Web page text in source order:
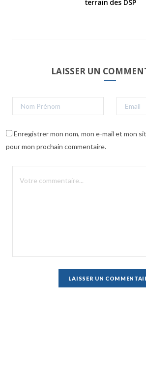
terrain des DSP
LAISSER UN
Enregistrer mon nom, mon e-mail et mon
pour mon prochain commentaire.